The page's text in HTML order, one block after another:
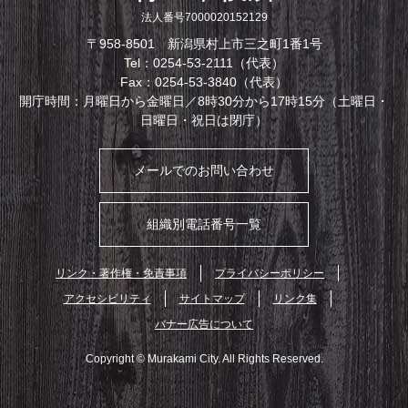
法人番号7000020152129
〒958-8501 新潟県村上市三之町1番1号
Tel：0254-53-2111（代表）
Fax：0254-53-3840（代表）
開庁時間：月曜日から金曜日／8時30分から17時15分（土曜日・
日曜日・祝日は閉庁）
メールでのお問い合わせ
組織別電話番号一覧
リンク・著作権・免責事項
プライバシーポリシー
アクセシビリティ
サイトマップ
リンク集
バナー広告について
Copyright © Murakami City. All Rights Reserved.